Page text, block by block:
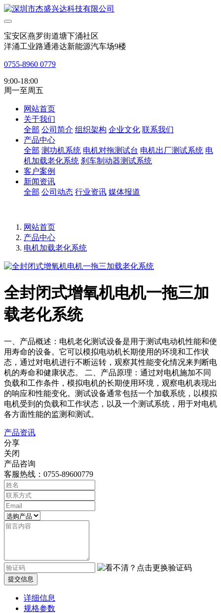
宝安区燕罗街道塘下涌社区
洋涌工业路通港达新能源汽车场9楼
0755-8960 0779
9:00-18:00
周一至周五
网站首页
关于我们
全部 公司简介 组织架构 企业文化 联系我们
产品中心
全部 测功机系统 电机对拖测试台 电机出厂测试系统 电
机加载老化系统 刹车制动器测试系统
客户案例
新闻资讯
全部 公司动态 行业资讯 媒体报道
网站首页
产品中心
电机加载老化系统
全封闭式增氧机电机一拖三加
载老化系统
一、产品概述：电机老化测试设备是用于测试电动机性能和使
用寿命的设备。它可以模拟电动机长期使用的环境和工作状
态，通过对电机进行不断运转，观察其性能变化情况来判断电
机的寿命和健康状态。 二、产品原理：通过对电机施加不同
负载和工作条件，模拟电机的长期使用环境，观察电机表现出
的响应和性能变化。测试设备通常包括一个加载系统，以模拟
电机受到的负载和工作状态，以及一个测试系统，用于对电机
各方面性能的监测和测试。
产品资讯
分享
关闭
产品咨询
客服热线：0755-89600779
提交信息
详细信息
规格参数